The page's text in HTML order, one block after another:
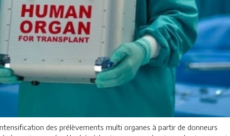
des prélèvements multi organes à partir de donneurs